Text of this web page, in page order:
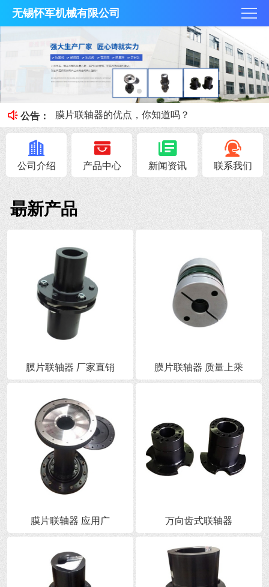
无锡怀军机械有限公司
公告：
梅花联轴器究竟是什么？
膜片联轴器的优点，你知道吗？
联轴器载荷情况及工作情况系数
公司介绍 产品中心 新闻资讯 联系我们
朂新产品
膜片联轴器 厂家直销 膜片联轴器 质量上乘
膜片联轴器 应用广 万向齿式联轴器